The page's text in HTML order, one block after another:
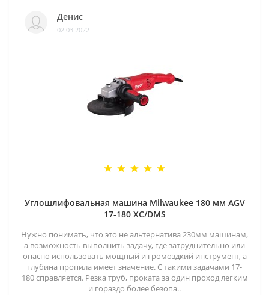
Денис
02.03.2022
Углошлифовальная машина Milwaukee 180 мм AGV
17-180 XC/DMS
Нужно понимать, что это не альтернатива 230мм машинам,
а возможность выполнить задачу, где затруднительно или
опасно использовать мощный и громоздкий инструмент, а
глубина пропила имеет значение. С такими задачами 17-
180 справляется. Резка труб, проката за один проход легким
и гораздо более безопа..